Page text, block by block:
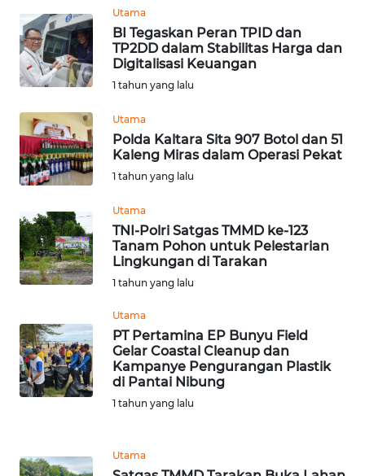
Utama
BI Tegaskan Peran TPID dan
TP2DD dalam Stabilitas Harga dan
Digitalisasi Keuangan
1 tahun yang lalu
Utama
Polda Kaltara Sita 907 Botol dan 51
Kaleng Miras dalam Operasi Pekat
1 tahun yang lalu
Utama
TNI-Polri Satgas TMMD ke-123
Tanam Pohon untuk Pelestarian
Lingkungan di Tarakan
1 tahun yang lalu
Utama
PT Pertamina EP Bunyu Field
Gelar Coastal Cleanup dan
Kampanye Pengurangan Plastik
di Pantai Nibung
1 tahun yang lalu
Utama
WN
KALTARA
WN
KALSEL
WN
KALTIM
WN
SULSEL
WN
GORONTALO
WN
SULUT
WN
WN
MALUT